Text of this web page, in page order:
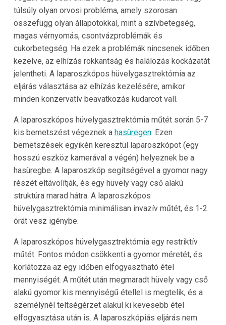
túlsúly olyan orvosi probléma, amely szorosan
összefügg olyan állapotokkal, mint a szívbetegség,
magas vérnyomás, csontvázproblémák és
cukorbetegség. Ha ezek a problémák nincsenek időben
kezelve, az elhízás rokkantság és halálozás kockázatát
jelentheti. A laparoszkópos hüvelygasztrektómia az
eljárás választása az elhízás kezelésére, amikor
minden konzervatív beavatkozás kudarcot vall.
A laparoszkópos hüvelygasztrektómia műtét során 5-7
kis bemetszést végeznek a hasüregen. Ezen
bemetszések egyikén keresztül laparoszkópot (egy
hosszú eszköz kamerával a végén) helyeznek be a
hasüregbe. A laparoszkóp segítségével a gyomor nagy
részét eltávolítják, és egy hüvely vagy cső alakú
struktúra marad hátra. A laparoszkópos
hüvelygasztrektómia minimálisan invazív műtét, és 1-2
órát vesz igénybe.
A laparoszkópos hüvelygasztrektómia egy restriktív
műtét. Fontos módon csökkenti a gyomor méretét, és
korlátozza az egy időben elfogyasztható étel
mennyiségét. A műtét után megmaradt hüvely vagy cső
alakú gyomor kis mennyiségű étellel is megtelik, és a
személynél teltségérzet alakul ki kevesebb étel
elfogyasztása után is. A laparoszkópiás eljárás nem